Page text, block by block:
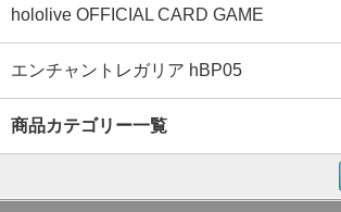
hololive OFFICIAL CARD GAME
エンチャントレガリア hBP05
商品カテゴリー一覧